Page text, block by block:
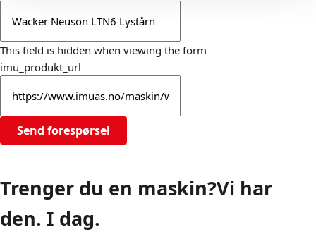
This field is hidden when viewing the form
imu_produkt_url
Send forespørsel
Trenger du en maskin?Vi har
den. I dag.